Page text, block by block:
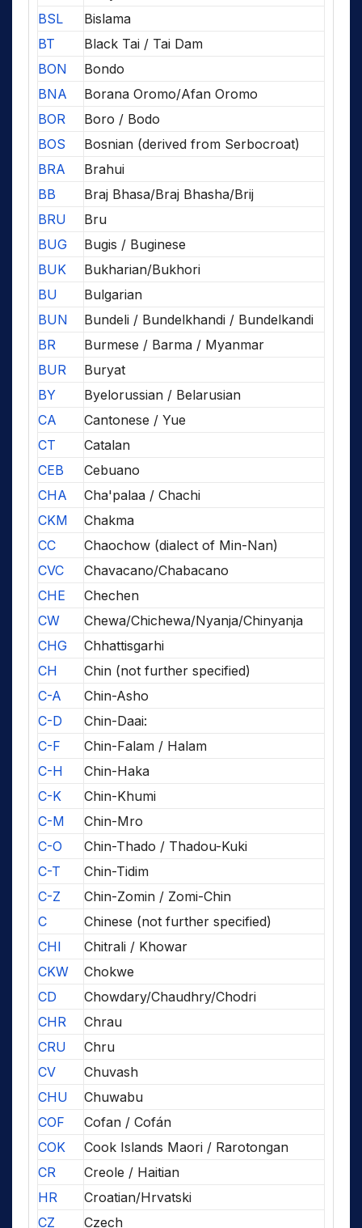
BSL
Bislama
BT
Black Tai / Tai Dam
BON
Bondo
BNA
Borana Oromo/Afan Oromo
BOR
Boro / Bodo
BOS
Bosnian (derived from Serbocroat)
BRA
Brahui
BB
Braj Bhasa/Braj Bhasha/Brij
BRU
Bru
BUG
Bugis / Buginese
BUK
Bukharian/Bukhori
BU
Bulgarian
BUN
Bundeli / Bundelkhandi / Bundelkandi
BR
Burmese / Barma / Myanmar
BUR
Buryat
BY
Byelorussian / Belarusian
CA
Cantonese / Yue
CT
Catalan
CEB
Cebuano
CHA
Cha'palaa / Chachi
CKM
Chakma
CC
Chaochow (dialect of Min-Nan)
CVC
Chavacano/Chabacano
CHE
Chechen
CW
Chewa/Chichewa/Nyanja/Chinyanja
CHG
Chhattisgarhi
CH
Chin (not further specified)
C-A
Chin-Asho
C-D
Chin-Daai:
C-F
Chin-Falam / Halam
C-H
Chin-Haka
C-K
Chin-Khumi
C-M
Chin-Mro
C-O
Chin-Thado / Thadou-Kuki
C-T
Chin-Tidim
C-Z
Chin-Zomin / Zomi-Chin
C
Chinese (not further specified)
CHI
Chitrali / Khowar
CKW
Chokwe
CD
Chowdary/Chaudhry/Chodri
CHR
Chrau
CRU
Chru
CV
Chuvash
CHU
Chuwabu
COF
Cofan / Cofán
COK
Cook Islands Maori / Rarotongan
CR
Creole / Haitian
HR
Croatian/Hrvatski
CZ
Czech